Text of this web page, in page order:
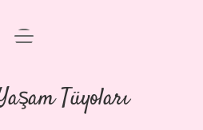
Anasayfa
Politikası
Uyarı
menüyü
Tüyoları